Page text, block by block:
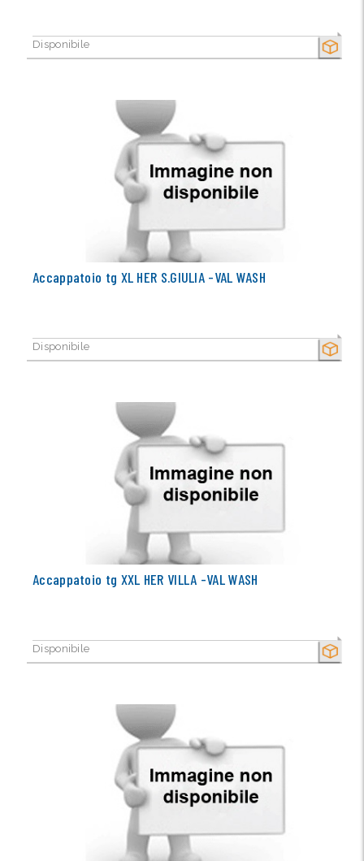
SECCO
Disponibile
SECCO
Accappatoio tg XL HER S.GIULIA -VAL WASH
Disponibile
SECCO
Accappatoio tg XXL HER VILLA -VAL WASH
Disponibile